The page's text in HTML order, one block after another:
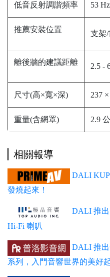
低音反射調諧頻率 53 Hz
支架
2.5 -
尺寸(高×寬×深) 237
重量(含網罩) 2.9
相關報導
DALI
發燒起來！
DALI 推
Hi-Fi 喇叭
DALI 推
系列，入門音響世界的美好